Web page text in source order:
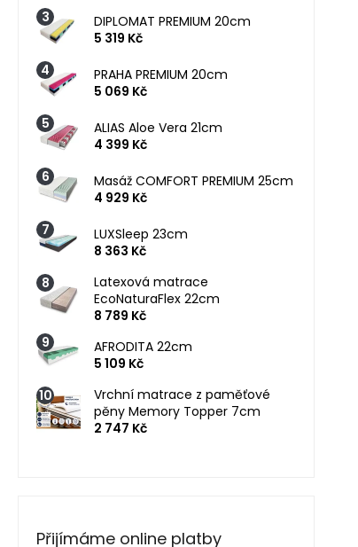
DIPLOMAT PREMIUM 20cm
5 319 Kč
PRAHA PREMIUM 20cm
5 069 Kč
ALIAS Aloe Vera 21cm
4 399 Kč
Masáž COMFORT PREMIUM 25cm
4 929 Kč
LUXSleep 23cm
8 363 Kč
Latexová matrace
EcoNaturaFlex 22cm
8 789 Kč
AFRODITA 22cm
5 109 Kč
Vrchní matrace z paměťové
pěny Memory Topper 7cm
2 747 Kč
Přijímáme online platby